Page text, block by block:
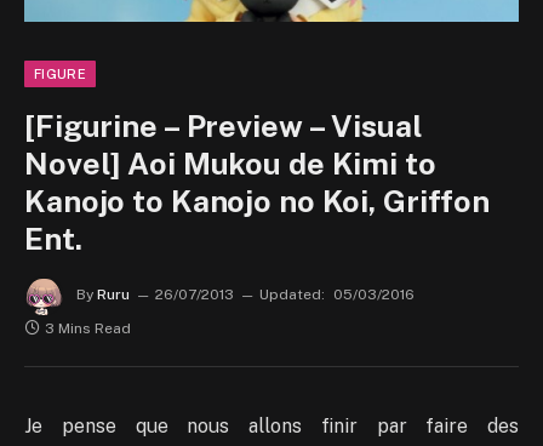
FIGURE
[Figurine – Preview – Visual
Novel] Aoi Mukou de Kimi to
Kanojo to Kanojo no Koi, Griffon
Ent.
By Ruru 26/07/2013 Updated:
05/03/2016
3 Mins Read
Je pense que nous allons finir par faire des